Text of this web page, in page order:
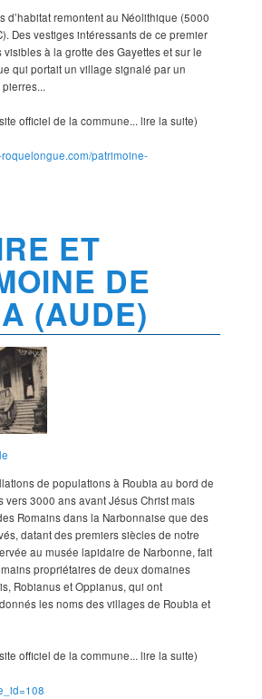
d’habitat remontent au Néolithique (5000
Des vestiges intéressants de ce premier
à la grotte des Gayettes et sur le
qui portait un village signalé par un
officiel de la commune... lire la suite)
roquelongue.com/patrimoine-
ET
DE
(AUDE)
de populations à Roubia au bord de
vers 3000 ans avant Jésus Christ mais
Romains dans la Narbonnaise que des
datant des premiers siècles de notre
au musée lapidaire de Narbonne, fait
propriétaires de deux domaines
Robianus et Oppianus, qui ont
les noms des villages de Roubia et
officiel de la commune... lire la suite)